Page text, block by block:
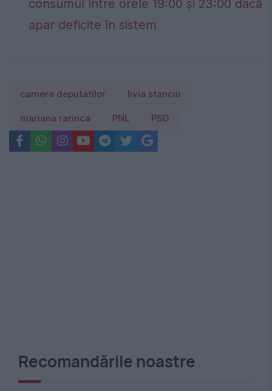
consumul între orele 19:00 și 23:00 dacă
apar deficite în sistem
camera deputatilor livia stanciu
mariana rarinca PNL PSD
Recomandările noastre